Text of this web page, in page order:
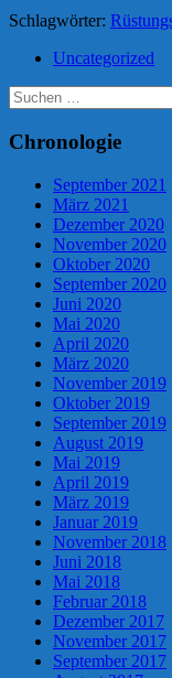
Schlagwörter:
Uncategorized
Suche
nach:
Chronologie
September 2021
März 2021
Dezember 2020
November 2020
Oktober 2020
September 2020
Juni 2020
Mai 2020
April 2020
März 2020
November 2019
Oktober 2019
September 2019
August 2019
Mai 2019
April 2019
März 2019
Januar 2019
November 2018
Juni 2018
Mai 2018
Februar 2018
Dezember 2017
November 2017
September 2017